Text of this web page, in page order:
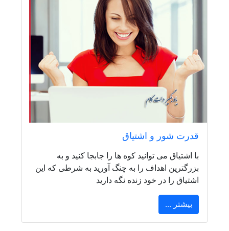
قدرت شور و اشتیاق
با اشتیاق می توانید کوه ها را جابجا کنید و به
بزرگترین اهداف را به چنگ آورید به شرطی که این
اشتیاق را در خود زنده نگه دارید
بیشتر ...